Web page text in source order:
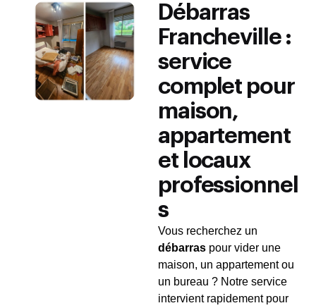
Débarras
Francheville :
service
complet pour
maison,
appartement
et locaux
professionnel
s
Vous recherchez un
débarras pour vider une
maison, un appartement ou
un bureau ? Notre service
intervient rapidement pour